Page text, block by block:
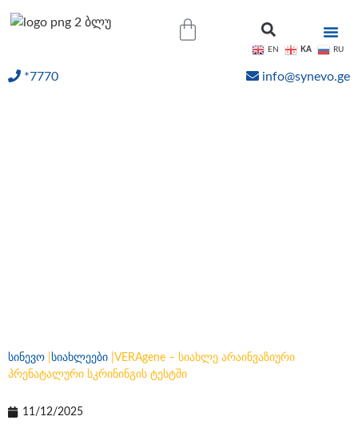
*7770 info@synevo.ge
სინევო სიახლეები
VERAgene – სიახლე არაინვაზიური
პრენატალური სკრინინგის ტესტში
11/12/2025
EN KA RU